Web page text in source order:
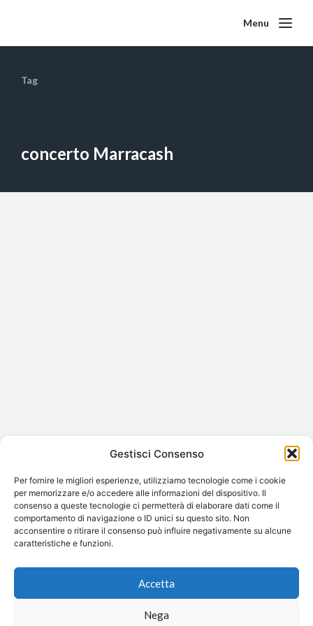
Gestisci Consenso
Per fornire le migliori esperienze, utilizziamo tecnologie come i cookie
per memorizzare e/o accedere alle informazioni del dispositivo. Il
consenso a queste tecnologie ci permetterà di elaborare dati come il
comportamento di navigazione o ID unici su questo sito. Non
acconsentire o ritirare il consenso può influire negativamente su alcune
caratteristiche e funzioni.
Accetta
Nega
Menu
Tag
concerto Marracash
A far parlare il mondo del gossip in queste calde
più affiatata…